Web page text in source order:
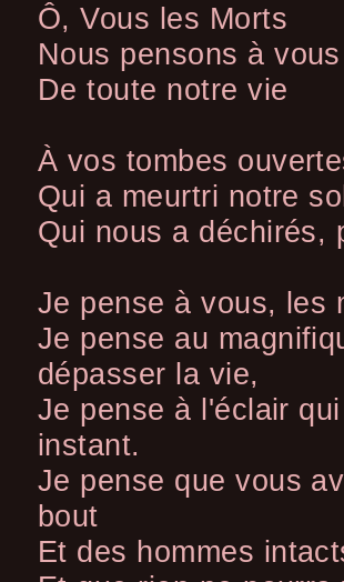
Ô, Vous les Morts
Nous pensons à vous
De toute notre vie
À vos tombes
Qui a meurtri notre
Qui nous a déchirés,
Je pense à vous, les
Je pense au
dépasser la vie,
Je pense à l'éclair
instant.
Je pense que vous
bout
Et des hommes